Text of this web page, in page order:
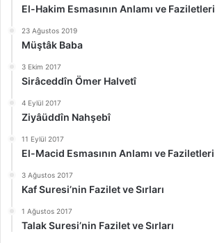
El-Hakim Esmasının Anlamı ve Faziletleri
23 Ağustos 2019
Müştâk Baba
3 Ekim 2017
Sirâceddîn Ömer Halvetî
4 Eylül 2017
Ziyâüddîn Nahşebî
11 Eylül 2017
El-Macid Esmasının Anlamı ve Faziletleri
3 Ağustos 2017
Kaf Suresi’nin Fazilet ve Sırları
1 Ağustos 2017
Talak Suresi’nin Fazilet ve Sırları